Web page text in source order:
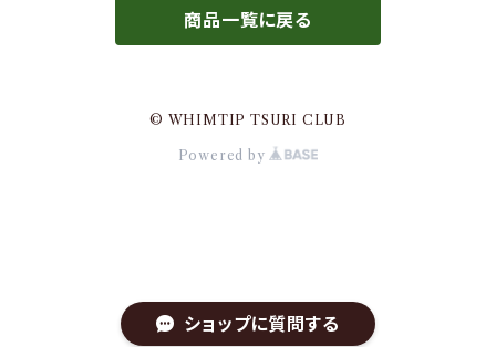
ショップに質問する
商品一覧に戻る
© WHIMTIP TSURI CLUB
Powered by